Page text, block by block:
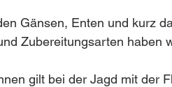
Gänsen, Enten und kurz
Zubereitungsarten haben
gilt bei der Jagd mit der